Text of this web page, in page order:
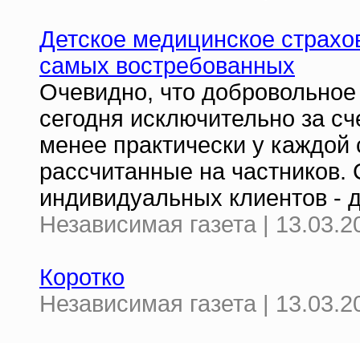
Детское медицинское
самых востребованных
Очевидно, что
сегодня исключительно за
менее практически у
рассчитанные на
индивидуальных клиентов -
Независимая газета |
Коротко
Независимая газета |